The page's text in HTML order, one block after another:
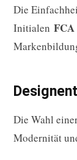
Die
Initialen FCA
Die Wahl
Modernität